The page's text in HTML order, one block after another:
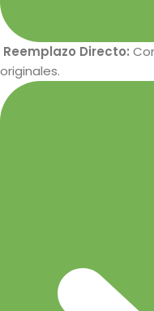
Reemplazo Directo:
originales.